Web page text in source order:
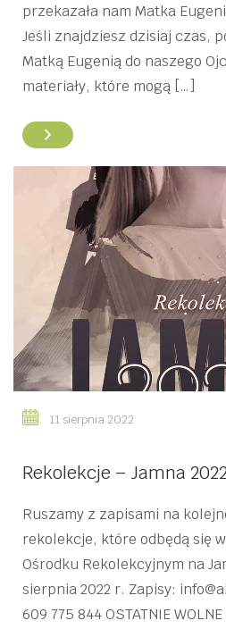
przekazała nam Matka
Jeśli znajdziesz dzisiaj czas,
Matką Eugenią do naszego
materiały, które mogą […]
11 sierpnia 2022
Rekolekcje – Jamna 2022
Ruszamy z zapisami na
rekolekcje, które odbędą się
Ośrodku Rekolekcyjnym na
sierpnia 2022 r. Zapisy:
609 775 844 OSTATNIE